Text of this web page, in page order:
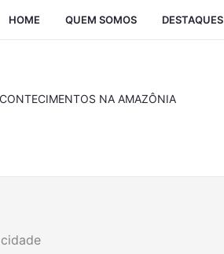
HOME QUEM SOMOS DESTAQUES
NA AMAZÔNIA